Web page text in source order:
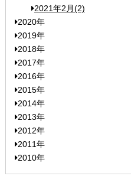
2021年2月(2)
2020年
2019年
2018年
2017年
2016年
2015年
2014年
2013年
2012年
2011年
2010年